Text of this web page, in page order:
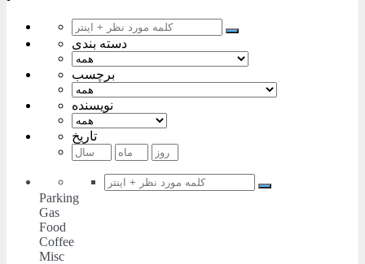
دسته بندی
برچسب
نویسنده
تاریخ
Parking
Gas
Food
Coffee
Misc